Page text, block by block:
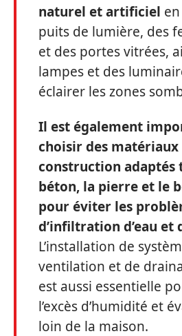
naturel et artificiel
puits de lumière, des
et des portes vitrées,
lampes et des
éclairer les zones
Il est également
choisir des matériaux
construction adaptés
béton, la pierre et le
pour éviter les
d’infiltration d’eau et
L’installation de
ventilation et de
est aussi essentielle
l’excès d’humidité et
loin de la maison.